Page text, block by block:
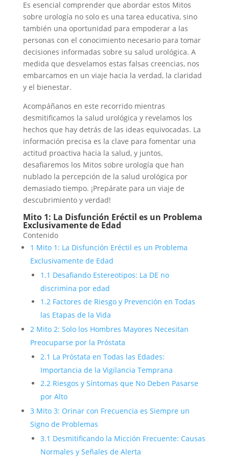
Es esencial comprender que abordar estos Mitos
sobre urología no solo es una tarea educativa, sino
también una oportunidad para empoderar a las
personas con el conocimiento necesario para tomar
decisiones informadas sobre su salud urológica. A
medida que desvelamos estas falsas creencias, nos
embarcamos en un viaje hacia la verdad, la claridad
y el bienestar.
Acompáñanos en este recorrido mientras
desmitificamos la salud urológica y revelamos los
hechos que hay detrás de las ideas equivocadas. La
información precisa es la clave para fomentar una
actitud proactiva hacia la salud, y juntos,
desafiaremos los Mitos sobre urología que han
nublado la percepción de la salud urológica por
demasiado tiempo. ¡Prepárate para un viaje de
descubrimiento y verdad!
Mito 1: La Disfunción Eréctil es un Problema
Exclusivamente de Edad
Contenido
1 Mito 1: La Disfunción Eréctil es un Problema
Exclusivamente de Edad
1.1 Desafiando Estereotipos: La DE no
discrimina por edad
1.2Factores de Riesgo y Prevención en Todas
las Etapas de la Vida
2Mito 2: Solo los Hombres Mayores Necesitan
Preocuparse por la Próstata
2.1 La Próstata en Todas las Edades:
Importancia de la Vigilancia Temprana
2.2Riesgos y Síntomas que No Deben Pasarse
por Alto
3Mito 3: Orinar con Frecuencia es Siempre un
Signo de Problemas
3.1 Desmitificando la Micción Frecuente: Causas
Normales y Señales de Alerta